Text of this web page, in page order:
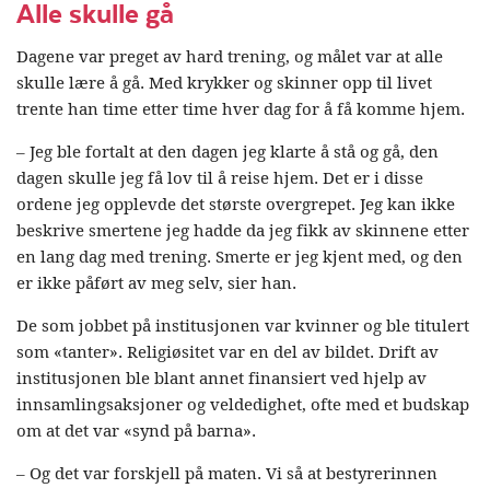
Alle skulle gå
Dagene var preget av hard trening, og målet var at alle
skulle lære å gå. Med krykker og skinner opp til livet
trente han time etter time hver dag for å få komme hjem.
– Jeg ble fortalt at den dagen jeg klarte å stå og gå, den
dagen skulle jeg få lov til å reise hjem. Det er i disse
ordene jeg opplevde det største overgrepet. Jeg kan ikke
beskrive smertene jeg hadde da jeg fikk av skinnene etter
en lang dag med trening. Smerte er jeg kjent med, og den
er ikke påført av meg selv, sier han.
De som jobbet på institusjonen var kvinner og ble titulert
som «tanter». Religiøsitet var en del av bildet. Drift av
institusjonen ble blant annet finansiert ved hjelp av
innsamlingsaksjoner og veldedighet, ofte med et budskap
om at det var «synd på barna».
– Og det var forskjell på maten. Vi så at bestyrerinnen